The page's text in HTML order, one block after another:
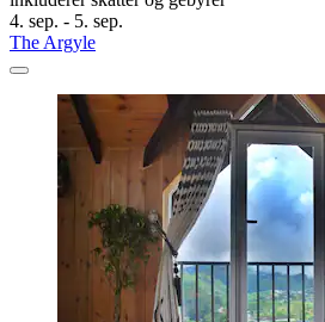
4. sep. - 5. sep.
The Argyle